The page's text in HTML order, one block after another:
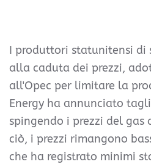
I produttori statunitensi di
alla caduta dei prezzi,
all'Opec per limitare la
Energy ha annunciato
spingendo i prezzi del
ciò, i prezzi rimangono
che ha registrato minimi